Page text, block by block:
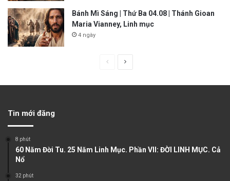
Bánh Mì Sáng | Thứ Ba 04.08 | Thánh Gioan
Maria Vianney, Linh mục
4 ngày
u
g
Tin mới đăng
8 phút
60 Năm Đời Tu. 25 Năm Linh Mục. Phần VII: ĐỜI LINH MỤC. Cả
Nổ
32 phút